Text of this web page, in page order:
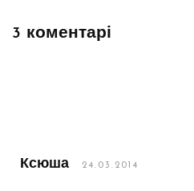
3 коментарі
Ксюша 24.03.2014